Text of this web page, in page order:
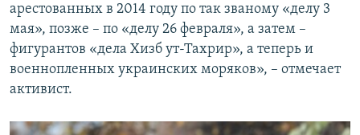
арестованных в 2014 году по так званому «делу 3
мая», позже – по «делу 26 февраля», а затем –
фигурантов «дела Хизб ут-Тахрир», а теперь и
военнопленных украинских моряков», – отмечает
активист.